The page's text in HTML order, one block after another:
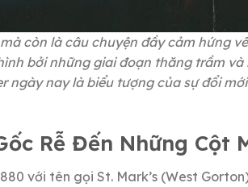
còn là câu chuyện đầy cảm hứng
bởi những giai đoạn thăng trầm
ngày nay là biểu tượng của sự đổi
Rễ Đến Những Cột
với tên gọi St. Mark’s (West